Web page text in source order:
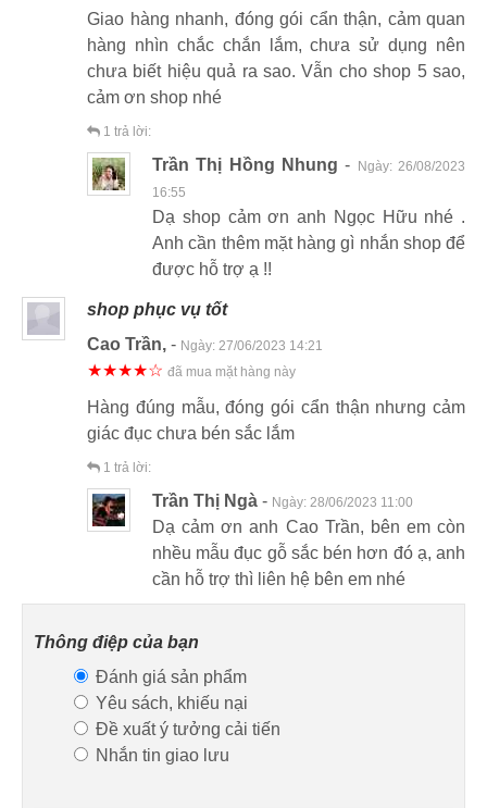
Giao hàng nhanh, đóng gói cẩn thận, cảm quan
hàng nhìn chắc chắn lắm, chưa sử dụng nên
chưa biết hiệu quả ra sao. Vẫn cho shop 5 sao,
cảm ơn shop nhé
1 trả lời:
Trần Thị Hồng Nhung - Ngày:26/08/2023
16:55
Dạ shop cảm ơn anh Ngọc Hữu nhé .
Anh cần thêm mặt hàng gì nhắn shop để
được hỗ trợ ạ !!
shop phục vụ tốt
Cao Trần, - Ngày: 27/06/2023 14:21
★★★★☆ đã mua mặt hàng này
Hàng đúng mẫu, đóng gói cẩn thận nhưng cảm
giác đục chưa bén sắc lắm
1 trả lời:
Trần Thị Ngà - Ngày: 28/06/2023 11:00
Dạ cảm ơn anh Cao Trần, bên em còn
nhều mẫu đục gỗ sắc bén hơn đó ạ, anh
cần hỗ trợ thì liên hệ bên em nhé
Thông điệp của bạn
Đánh giá sản phẩm
Yêu sách, khiếu nại
Đề xuất ý tưởng cải tiến
Nhắn tin giao lưu